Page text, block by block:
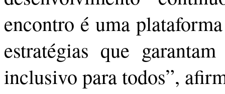
encontro é uma
estratégias que
inclusivo para todos”,